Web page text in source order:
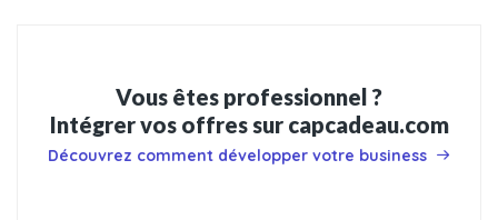
Vous êtes professionnel ?
Intégrer vos offres sur capcadeau.com
Découvrez comment développer votre business